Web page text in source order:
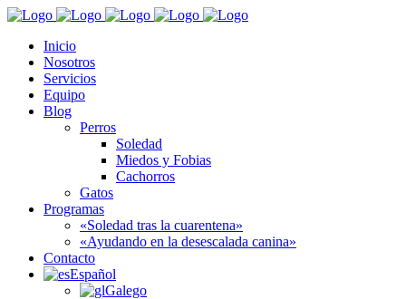
Inicio
Nosotros
Servicios
Equipo
Blog
Perros
Soledad
Miedos y Fobias
Cachorros
Gatos
Programas
«Soledad tras la cuarentena»
«Ayudando en la desescalada canina»
Contacto
Español
Galego